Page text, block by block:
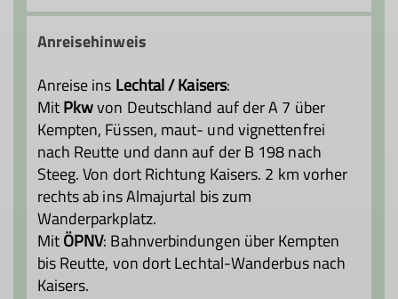
Anreisehinweis
Anreise ins Lechtal / Kaisers:
MitPkwvon Deutschland auf der A 7 über
Kempten, Füssen, maut- und vignettenfrei
nach Reutte und dann auf der B 198 nach
Steeg. Von dort Richtung Kaisers. 2 km vorher
rechts ab ins Almajurtal bis zum
Wanderparkplatz.
MitÖPNV: Bahnverbindungen über Kempten
bis Reutte, von dort Lechtal-Wanderbus nach
Kaisers.